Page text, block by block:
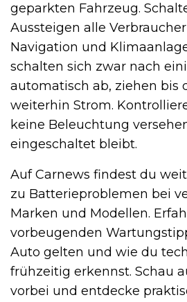
geparkten Fahrzeug.
Aussteigen alle
Navigation und
schalten sich zwar nach
automatisch ab, ziehen bis
weiterhin Strom.
keine Beleuchtung
eingeschaltet bleibt.
Auf Carnews findest du
zu Batterieproblemen bei
Marken und Modellen.
vorbeugenden
Auto gelten und wie du
frühzeitig erkennst. Schau
vorbei und entdecke